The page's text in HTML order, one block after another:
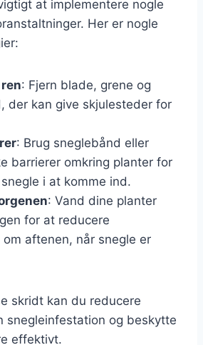
at implementere nogle
Her er nogle
: Fjern blade, grene og
der kan give skjulesteder for
: Brug sneglebånd eller
barrierer omkring planter for
i at komme ind.
: Vand dine planter
for at reducere
aftenen, når snegle er
skridt kan du reducere
snegleinfestation og beskytte
effektivt.